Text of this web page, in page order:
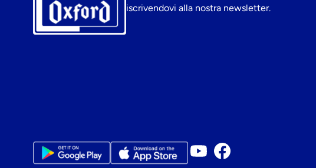
iscrivendovi alla nostra newsletter.